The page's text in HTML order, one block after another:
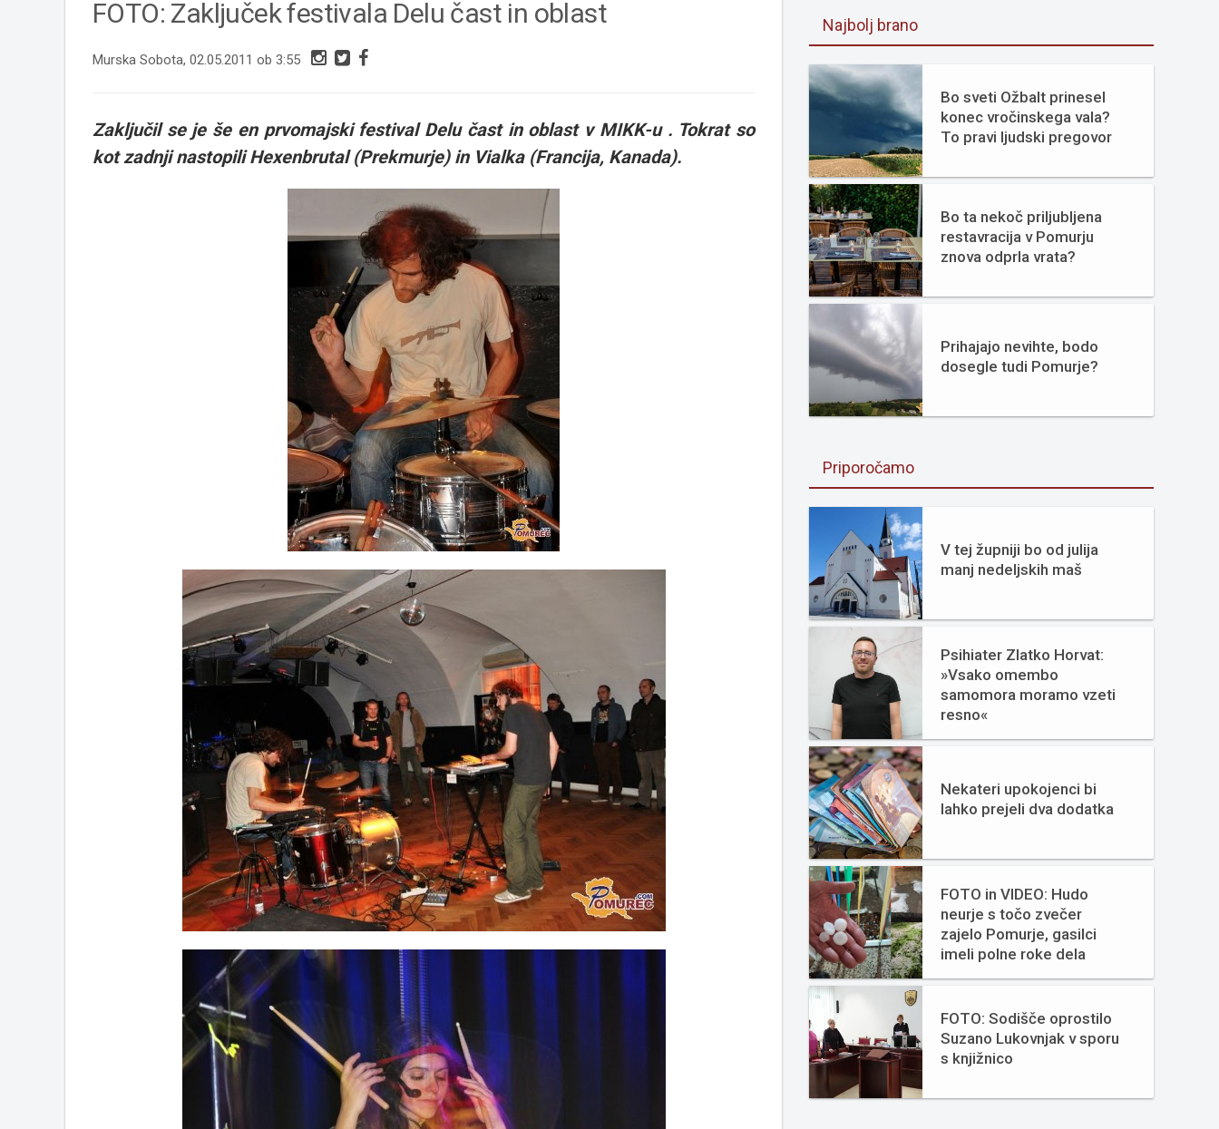
FOTO: Zaključek festivala Delu čast in oblast
Murska Sobota, 02.05.2011 ob 3:55
Zaključil se je še en prvomajski festival Delu čast in oblast v MIKK-u . Tokrat so
kot zadnji nastopili Hexenbrutal (Prekmurje) in Vialka (Francija, Kanada).
Najbolj brano
Bo sveti Ožbalt prinesel
konec vročinskega vala?
To pravi ljudski pregovor
Bo ta nekoč priljubljena
restavracija v Pomurju
znova odprla vrata?
Prihajajo nevihte, bodo
dosegle tudi Pomurje?
Priporočamo
V tej župniji bo od julija
manj nedeljskih maš
Psihiater Zlatko Horvat:
»Vsako omembo
samomora moramo vzeti
resno«
Nekateri upokojenci bi
lahko prejeli dva dodatka
FOTO in VIDEO: Hudo
neurje s točo zvečer
zajelo Pomurje, gasilci
imeli polne roke dela
FOTO: Sodišče oprostilo
Suzano Lukovnjak v sporu
s knjižnico